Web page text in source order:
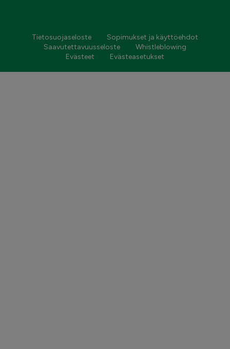
Tietosuojaseloste
Sopimukset ja käyttöehdot
Saavutettavuusseloste
Whistleblowing
Evästeet
Evästeasetukset